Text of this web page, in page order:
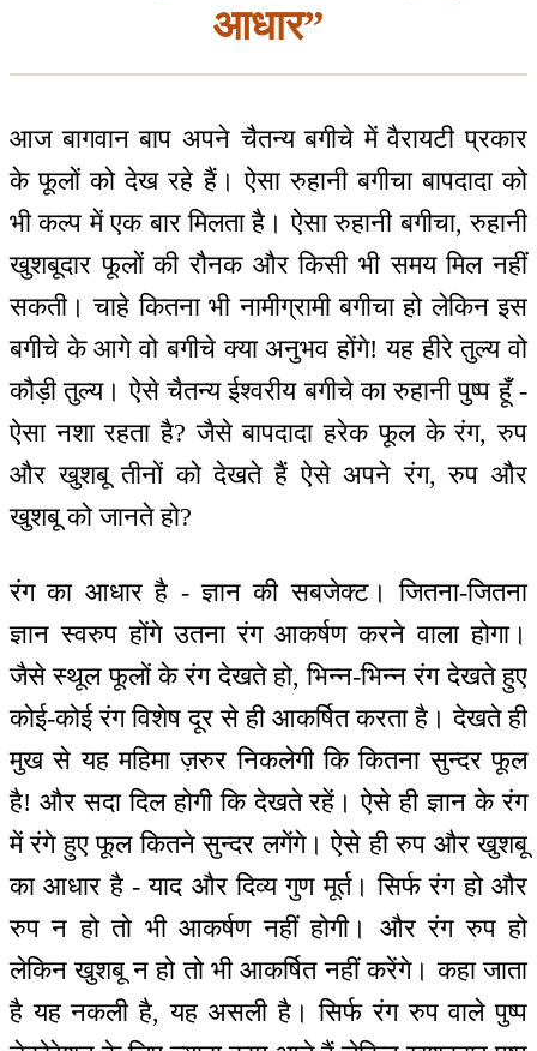
आधार”
आज बागवान बाप अपने चैतन्य बगीचे में वैरायटी प्रकार
के फूलों को देख रहे हैं। ऐसा रुहानी बगीचा बापदादा को
भी कल्प में एक बार मिलता है। ऐसा रुहानी बगीचा, रुहानी
खुशबूदार फूलों की रौनक और किसी भी समय मिल नहीं
सकती। चाहे कितना भी नामीग्रामी बगीचा हो लेकिन इस
बगीचे के आगे वो बगीचे क्या अनुभव होंगे! यह हीरे तुल्य वो
कौड़ी तुल्य। ऐसे चैतन्य ईश्वरीय बगीचे का रुहानी पुष्प हूँ -
ऐसा नशा रहता है? जैसे बापदादा हरेक फूल के रंग, रुप
और खुशबू तीनों को देखते हैं ऐसे अपने रंग, रुप और
खुशबू को जानते हो?
रंग का आधार है - ज्ञान की सबजेक्ट। जितना-जितना
ज्ञान स्वरुप होंगे उतना रंग आकर्षण करने वाला होगा।
जैसे स्थूल फूलों के रंग देखते हो, भिन्न-भिन्न रंग देखते हुए
कोई-कोई रंग विशेष दूर से ही आकर्षित करता है। देखते ही
मुख से यह महिमा ज़रुर निकलेगी कि कितना सुन्दर फूल
है! और सदा दिल होगी कि देखते रहें। ऐसे ही ज्ञान के रंग
में रंगे हुए फूल कितने सुन्दर लगेंगे। ऐसे ही रुप और खुशबू
का आधार है - याद और दिव्य गुण मूर्त। सिर्फ रंग हो और
रुप न हो तो भी आकर्षण नहीं होगी। और रंग रुप हो
लेकिन खुशबू न हो तो भी आकर्षित नहीं करेंगे। कहा जाता
है यह नकली है, यह असली है। सिर्फ रंग रुप वाले पुष्प